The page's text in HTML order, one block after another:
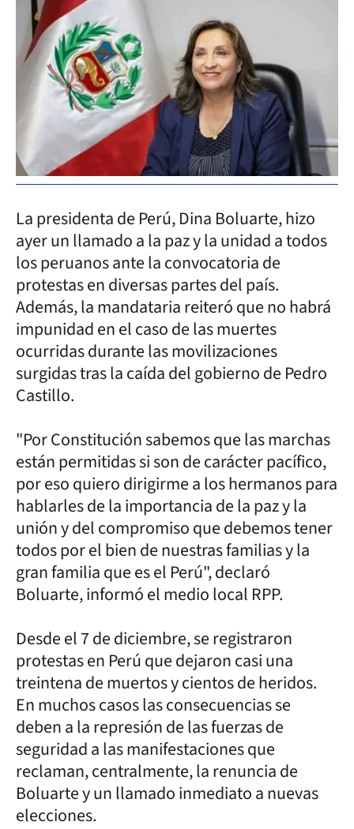
La presidenta de Perú, Dina Boluarte, hizo
ayer un llamado a la paz y la unidad a todos
los peruanos ante la convocatoria de
protestas en diversas partes del país.
Además, la mandataria reiteró que no habrá
impunidad en el caso de las muertes
ocurridas durante las movilizaciones
surgidas tras la caída del gobierno de Pedro
Castillo.
"Por Constitución sabemos que las marchas
están permitidas si son de carácter pacífico,
por eso quiero dirigirme a los hermanos para
hablarles de la importancia de la paz y la
unión y del compromiso que debemos tener
todos por el bien de nuestras familias y la
gran familia que es el Perú", declaró
Boluarte, informó el medio local RPP.
Desde el 7 de diciembre, se registraron
protestas en Perú que dejaron casi una
treintena de muertos y cientos de heridos.
En muchos casos las consecuencias se
deben a la represión de las fuerzas de
seguridad a las manifestaciones que
reclaman, centralmente, la renuncia de
Boluarte y un llamado inmediato a nuevas
elecciones.